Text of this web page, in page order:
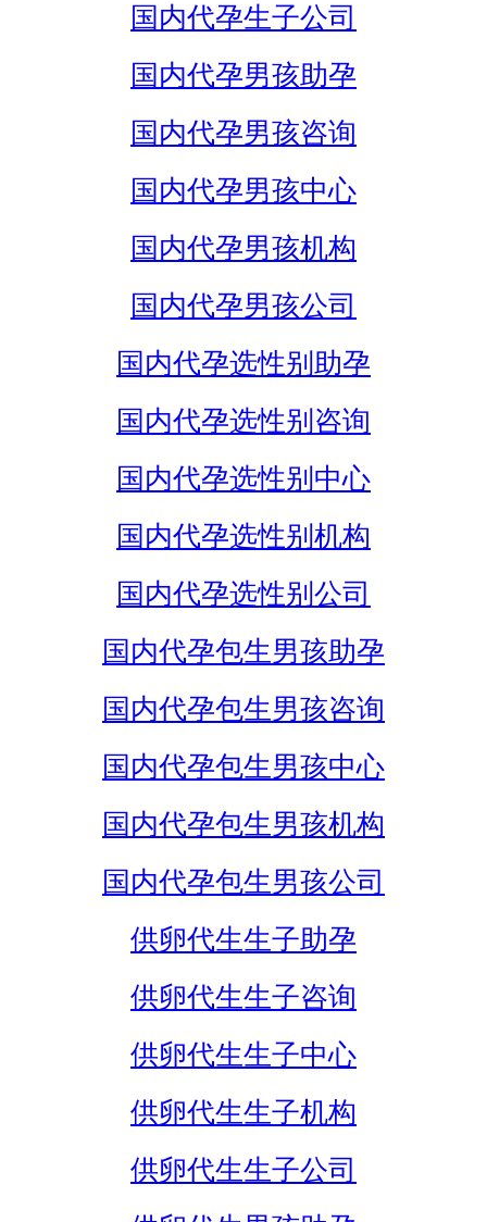
国内代孕生子公司
国内代孕男孩助孕
国内代孕男孩咨询
国内代孕男孩中心
国内代孕男孩机构
国内代孕男孩公司
国内代孕选性别助孕
国内代孕选性别咨询
国内代孕选性别中心
国内代孕选性别机构
国内代孕选性别公司
国内代孕包生男孩助孕
国内代孕包生男孩咨询
国内代孕包生男孩中心
国内代孕包生男孩机构
国内代孕包生男孩公司
供卵代生生子助孕
供卵代生生子咨询
供卵代生生子中心
供卵代生生子机构
供卵代生生子公司